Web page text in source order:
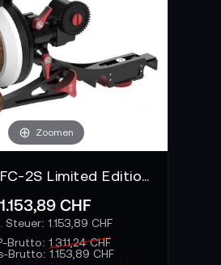
Zoomen
Vocas MFC-2S Limited Edition CINE Kit 2
1.153,89 CHF
1.153,89 CHF
Brutto: 1.311,24 CHF
Brutto: 1.153,89 CHF